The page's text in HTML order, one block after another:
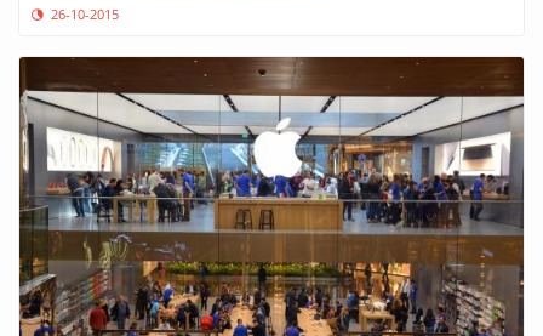
26-10-2015